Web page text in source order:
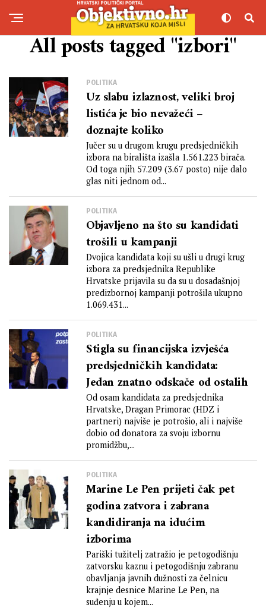
All posts tagged "izbori"
POLITIKA
Uz slabu izlaznost, veliki broj
listića je bio nevažeći –
doznajte koliko
Jučer su u drugom krugu predsjedničkih
izbora na birališta izašla 1.561.223 birača.
Od toga njih 57.209 (3.67 posto) nije dalo
glas niti jednom od...
POLITIKA
Objavljeno na što su kandidati
trošili u kampanji
Dvojica kandidata koji su ušli u drugi krug
izbora za predsjednika Republike
Hrvatske prijavila su da su u dosadašnjoj
predizbornoj kampanji potrošila ukupno
1.069.431...
POLITIKA
Stigla su financijska izvješća
predsjedničkih kandidata:
Jedan znatno odskače od ostalih
Od osam kandidata za predsjednika
Hrvatske, Dragan Primorac (HDZ i
partneri) najviše je potrošio, ali i najviše
dobio od donatora za svoju izbornu
promidžbu,...
POLITIKA
Marine Le Pen prijeti čak pet
godina zatvora i zabrana
kandidiranja na idućim
izborima
Pariški tužitelj zatražio je petogodišnju
zatvorsku kaznu i petogodišnju zabranu
obavljanja javnih dužnosti za čelnicu
krajnje desnice Marine Le Pen, na
suđenju u kojem...